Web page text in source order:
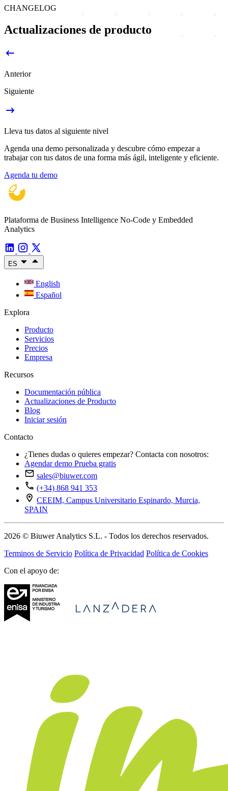
CHANGELOG
Actualizaciones de producto
Anterior
Siguiente
Lleva tus datos al siguiente nivel
Agenda una demo personalizada y descubre cómo empezar a
trabajar con tus datos de una forma más ágil, inteligente y eficiente.
Agenda tu demo
Plataforma de Business Intelligence No-Code y Embedded
Analytics
ES
English
Español
Explora
Producto
Servicios
Precios
Empresa
Recursos
Documentación pública
Actualizaciones de Producto
Blog
Iniciar sesión
Contacto
¿Tienes dudas o quieres empezar? Contacta con nosotros:
Agendar demo Prueba gratis
sales@biuwer.com
(+34) 868 941 353
CEEIM, Campus Universitario Espinardo, Murcia,
SPAIN
2026 © Biuwer Analytics S.L. - Todos los derechos reservados.
Terminos de Servicio Política de Privacidad Política de Cookies
Con el apoyo de: